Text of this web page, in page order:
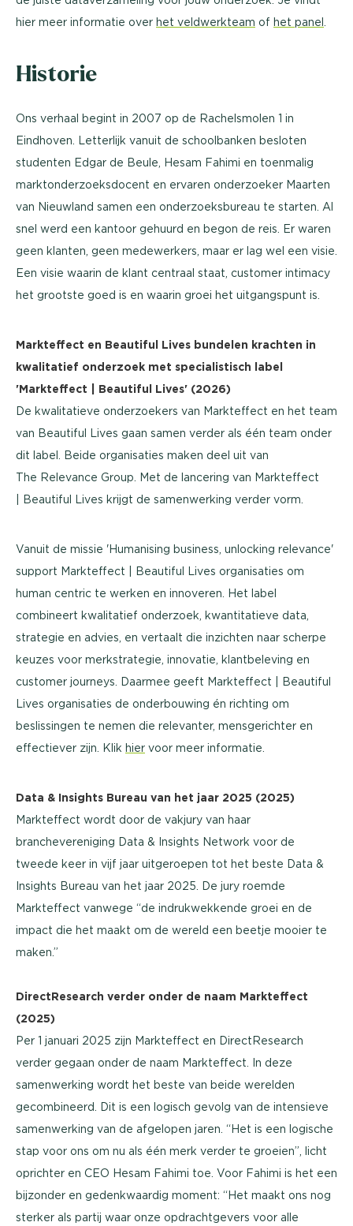
hier meer informatie over het veldwerkteam of het panel
Historie
Ons verhaal begint in 2007 op de Rachelsmolen 1 in
Eindhoven. Letterlijk vanuit de schoolbanken besloten
studenten Edgar de Beule, Hesam Fahimi en toenmalig
marktonderzoeksdocent en ervaren onderzoeker Maarten
van Nieuwland samen een onderzoeksbureau te starten. Al
snel werd een kantoor gehuurd en begon de reis. Er waren
geen klanten, geen medewerkers, maar er lag wel een visie.
Een visie waarin de klant centraal staat, customer intimacy
het grootste goed is en waarin groei het uitgangspunt is.
Markteffect en Beautiful Lives bundelen krachten in
kwalitatief onderzoek met specialistisch label
'Markteffect | Beautiful Lives' (2026)
De kwalitatieve onderzoekers van Markteffect en het team
van Beautiful Lives gaan samen verder als één team onder
dit label. Beide organisaties maken deel uit van
The Relevance Group. Met de lancering van Markteffect
| Beautiful Lives krijgt de samenwerking verder vorm.
Vanuit de missie 'Humanising business, unlocking relevance'
support Markteffect | Beautiful Lives organisaties om
human centric te werken en innoveren. Het label
combineert kwalitatief onderzoek, kwantitatieve data,
strategie en advies, en vertaalt die inzichten naar scherpe
keuzes voor merkstrategie, innovatie, klantbeleving en
customer journeys. Daarmee geeft Markteffect | Beautiful
Lives organisaties de onderbouwing én richting om
beslissingen te nemen die relevanter, mensgerichter en
effectiever zijn. Klik hier voor meer informatie.
Data & Insights Bureau van het jaar 2025 (2025)
Markteffect wordt door de vakjury van haar
branchevereniging Data & Insights Network voor de
tweede keer in vijf jaar uitgeroepen tot het beste Data &
Insights Bureau van het jaar 2025. De jury roemde
Markteffect vanwege “de indrukwekkende groei en de
impact die het maakt om de wereld een beetje mooier te
maken.”
DirectResearch verder onder de naam Markteffect
(2025)
Per 1 januari 2025 zijn Markteffect en DirectResearch
verder gegaan onder de naam Markteffect. In deze
samenwerking wordt het beste van beide werelden
gecombineerd. Dit is een logisch gevolg van de intensieve
samenwerking van de afgelopen jaren. “Het is een logische
stap voor ons om nu als één merk verder te groeien”, licht
oprichter en CEO Hesam Fahimi toe. Voor Fahimi is het een
bijzonder en gedenkwaardig moment: “Het maakt ons nog
sterker als partij waar onze opdrachtgevers voor alle